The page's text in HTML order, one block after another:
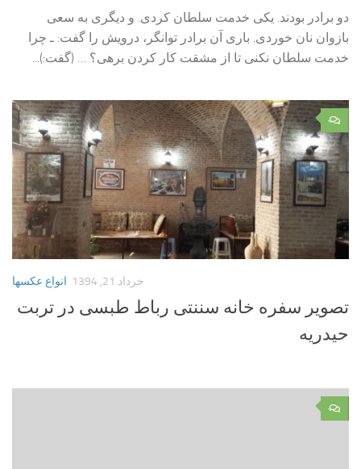
دو برادر بودند. یکی خدمت سلطان کردی. و دیگری به سعی
بازوان نان خوردی. باری آن برادر توانگر، درویش را گفت: ـ چرا
خدمت سلطان نکنی تا از مشقت کار کردن برهی؟ … (گفت:)...
۰
انواع عکسها خرداد 21, 1394
تصویر سفره خانه سننتی رباط طبسی در تربت
حیدریه
۰